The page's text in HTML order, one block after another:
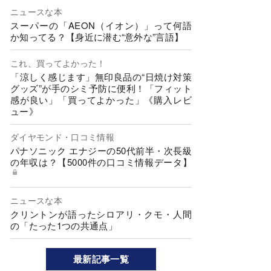
ニュースな本
スーパーの「AEON（イオン）」って何語
か知ってる？【身近に潜む“意外な”言語】
これ、買ってよかった！
「涼しく感じます」無印良品の“日焼け対策
グッズ”が手のシミ予防に便利！「フィット
感が良い」「買ってよかった」《購入レビ
ュー》
ダイヤモンド・口コミ情報
パナソニック エナジーの50代前半・次長級
の年収は？【5000件の口コミ情報データ】
ニュースな本
クリントンが語ったシロアリ・クモ・人間
の「たった1つの共通点」
最新記事一覧